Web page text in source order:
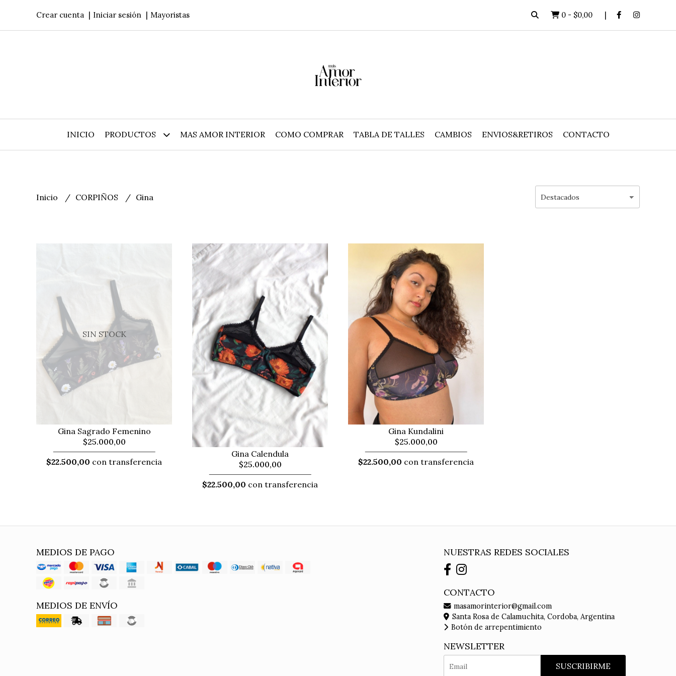
Crear cuenta Iniciar sesión Mayoristas 0 - $0,00
INICIO PRODUCTOS MAS AMOR INTERIOR COMO COMPRAR TABLA DE TALLES CAMBIOS ENVIOS&RETIROS CONTACTO
Inicio CORPIÑOS Gina
SIN STOCK
Gina Sagrado Femenino
$25.000,00
$22.500,00 con transferencia
Gina Calendula
$25.000,00
$22.500,00 con transferencia
Gina Kundalini
$25.000,00
$22.500,00 con transferencia
MEDIOS DE PAGO
MEDIOS DE ENVÍO
NUESTRAS REDES SOCIALES
CONTACTO
masamorinterior@gmail.com
Santa Rosa de Calamuchita, Cordoba, Argentina
Botón de arrepentimiento
NEWSLETTER
SUSCRIBIRME